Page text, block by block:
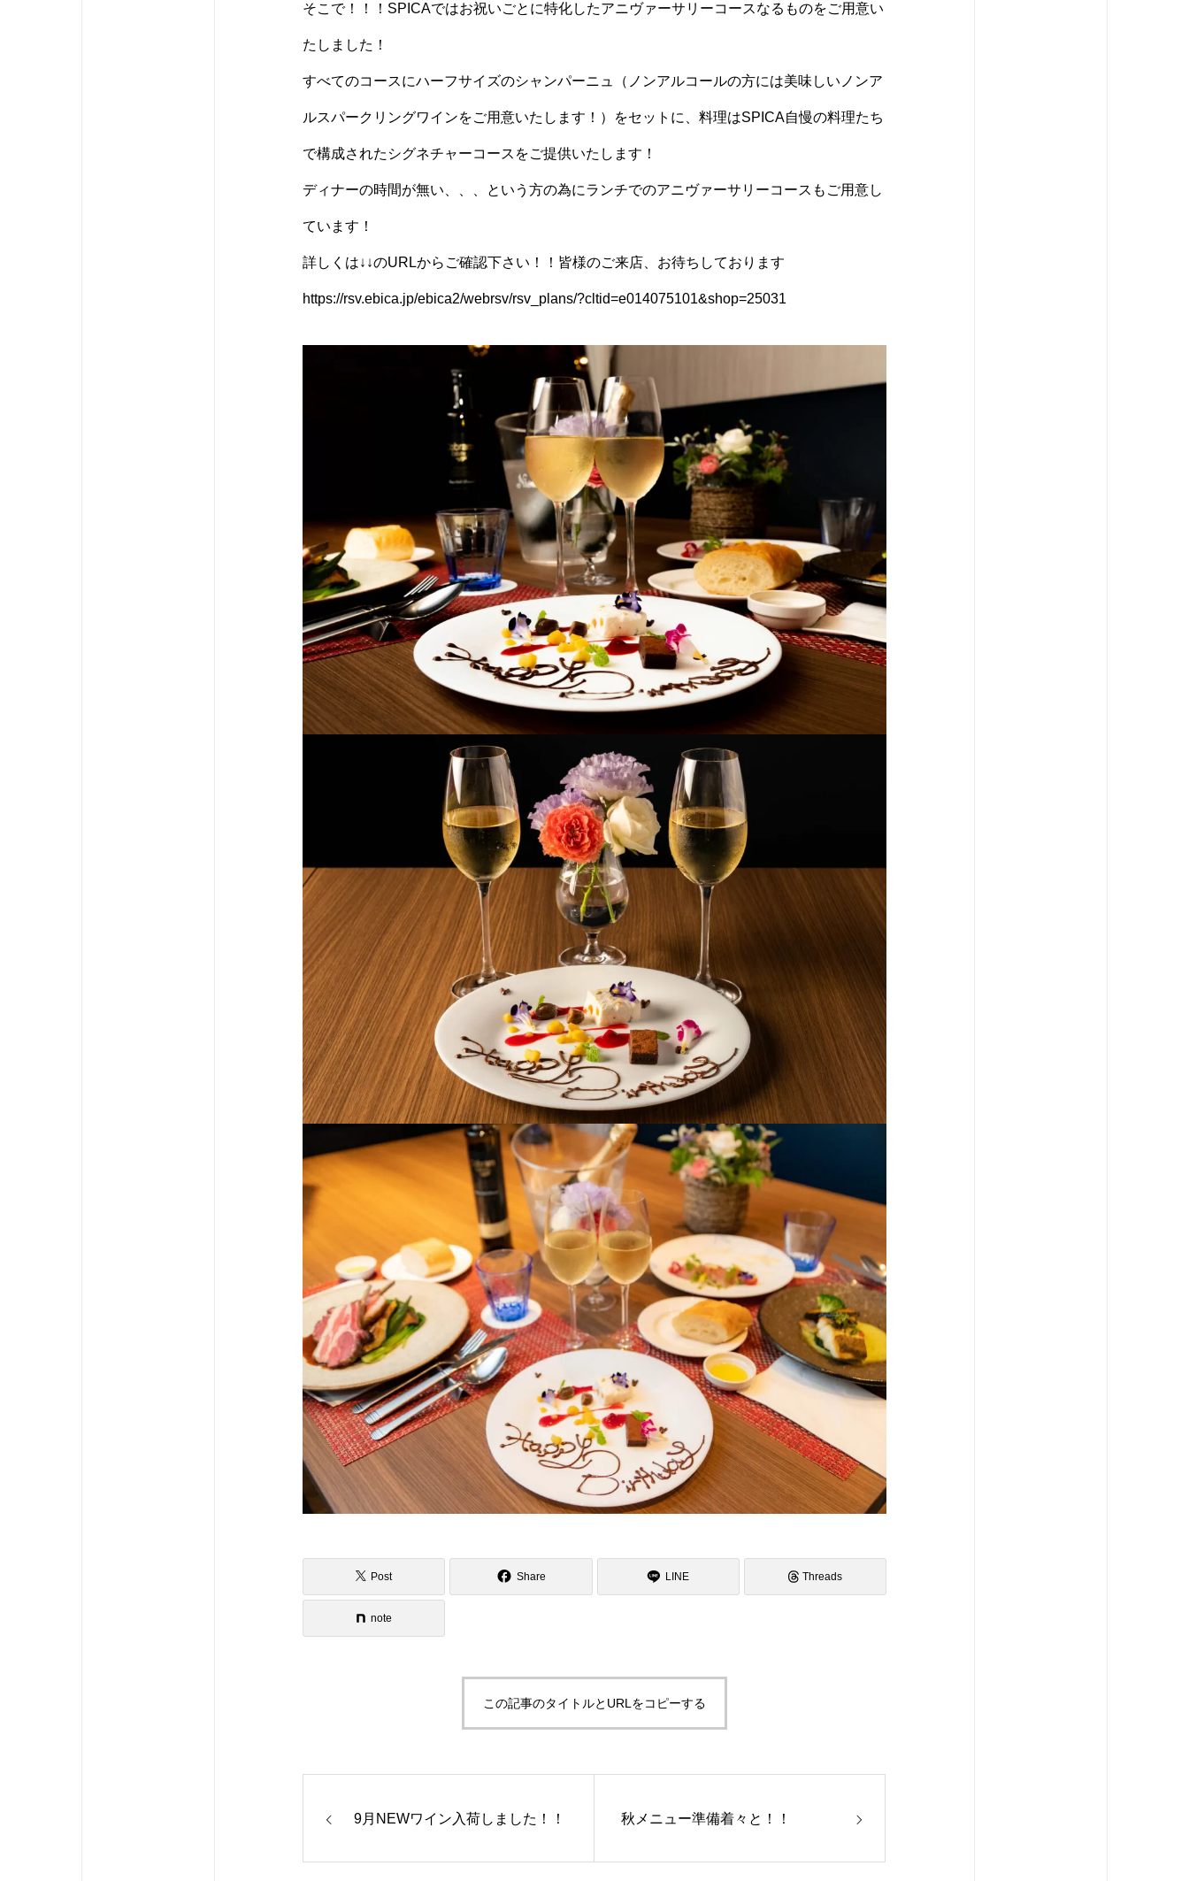
そこで！！！SPICAではお祝いごとに特化したアニヴァーサリーコースなるものをご用意い
たしました！
すべてのコースにハーフサイズのシャンパーニュ（ノンアルコールの方には美味しいノンア
ルスパークリングワインをご用意いたします！）をセットに、料理はSPICA自慢の料理たち
で構成されたシグネチャーコースをご提供いたします！
ディナーの時間が無い、、、という方の為にランチでのアニヴァーサリーコースもご用意し
ています！
詳しくは↓↓のURLからご確認下さい！！皆様のご来店、お待ちしております
https://rsv.ebica.jp/ebica2/webrsv/rsv_plans/?cltid=e014075101&shop=25031
Post Share LINE Threads
note
この記事のタイトルとURLをコピーする
9月NEWワイン入荷しました！！ 秋メニュー準備着々と！！